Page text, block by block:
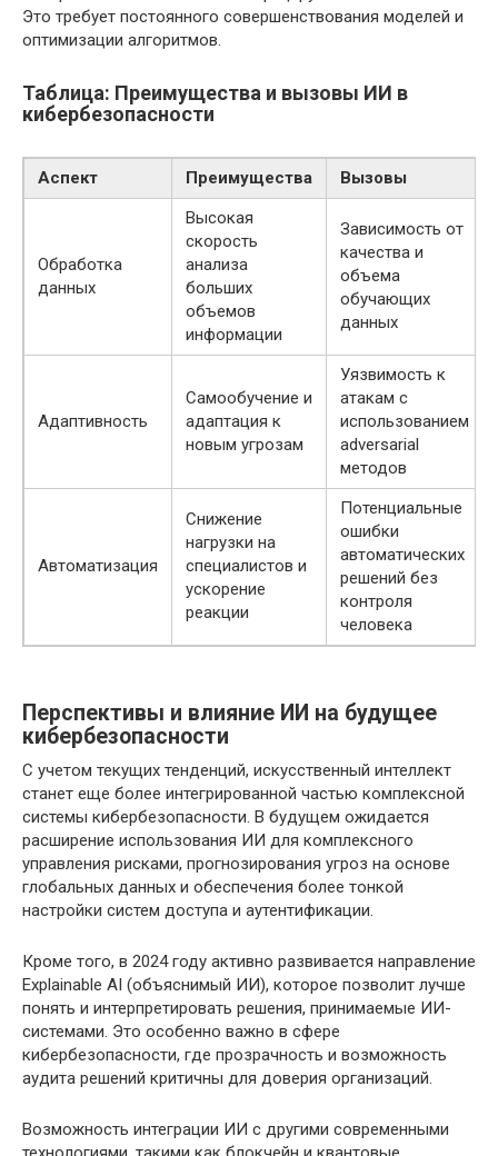
Это требует постоянного совершенствования моделей и
оптимизации алгоритмов.
Таблица: Преимущества и вызовы ИИ в
кибербезопасности
Аспект Преимущества Вызовы
Обработка
данных
Высокая
скорость
анализа
больших
объемов
информации
Зависимость от
качества и
объема
обучающих
данных
Адаптивность
Самообучение и
адаптация к
новым угрозам
Уязвимость к
атакам с
использованием
adversarial
методов
Автоматизация
Снижение
нагрузки на
специалистов и
ускорение
реакции
Потенциальные
ошибки
автоматических
решений без
контроля
человека
Перспективы и влияние ИИ на будущее
кибербезопасности
С учетом текущих тенденций, искусственный интеллект
станет еще более интегрированной частью комплексной
системы кибербезопасности. В будущем ожидается
расширение использования ИИ для комплексного
управления рисками, прогнозирования угроз на основе
глобальных данных и обеспечения более тонкой
настройки систем доступа и аутентификации.
Кроме того, в 2024 году активно развивается направление
Explainable AI (объяснимый ИИ), которое позволит лучше
понять и интерпретировать решения, принимаемые ИИ-
системами. Это особенно важно в сфере
кибербезопасности, где прозрачность и возможность
аудита решений критичны для доверия организаций.
Возможность интеграции ИИ с другими современными